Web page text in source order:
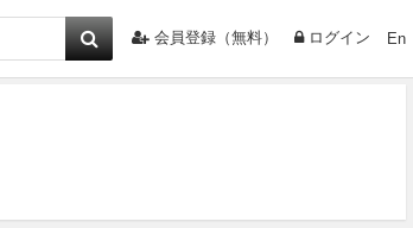
会員登録（無料） ログイン En